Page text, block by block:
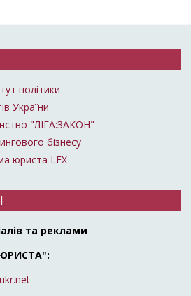
політики
України
"ЛІГА:ЗАКОН"
бізнесу
юриста LEX
та реклами